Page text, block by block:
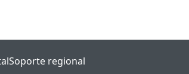
Soporte regional